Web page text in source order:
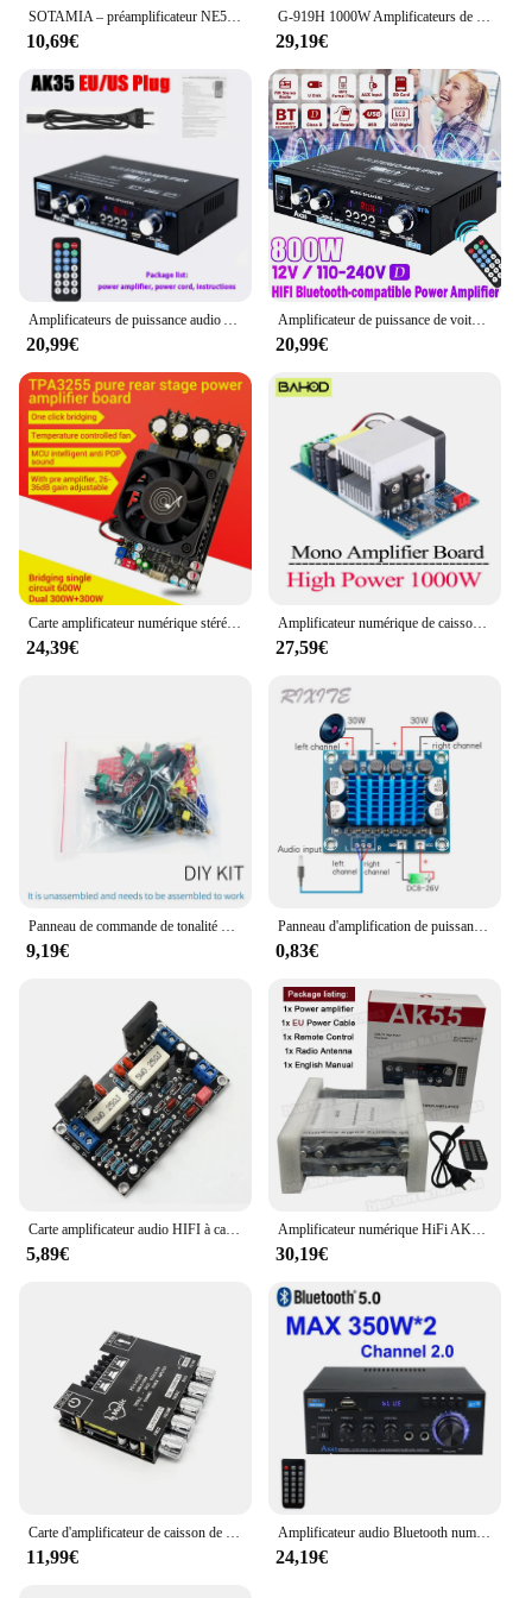
SOTAMIA – préamplificateur NE5532, panneau de tonalité, préampli, aigus, médiums, basse, contrôle de Volume pour la maison, son, haut-parleur, Audio
10,69€
G-919H 1000W Amplificateurs de puissance à la maison Audio Bluetooth Amplificador Subwoofer HautréusCinéma Audio Sound System 220V/110V FM
29,19€
Amplificateurs de puissance audio AK35/AV-660BT 2 canaux HiFi compatible Bluetooth système de son de cinéma maison 110/220V
20,99€
Amplificateur de puissance de voiture domestique AK35/G919H, 1000W, 2 canaux, Bluetooth, son surround, FM, USB, télécommande, mini HiFi, ampli stéréo numérique
20,99€
24,39€
Amplificateur numérique de caisson de basses mono haute puissance, carte amplificateur HIFI, technologie IRS2092S, 1000W
27,59€
9,19€
Panneau d'amplification de puissance Audio stéréo numérique, 30W + 30W, double canal, 12V 24V, 8-26V DC, XH-A232
0,83€
5,89€ 30,19€
11,99€
Amplificateur audio Bluetooth numérique AK45 HiFi, canal MP3, puissance sonore 2.0, médailles évitées, maison automobile, voiture pour haut-parleurs, MAX 350W x 2
24,19€